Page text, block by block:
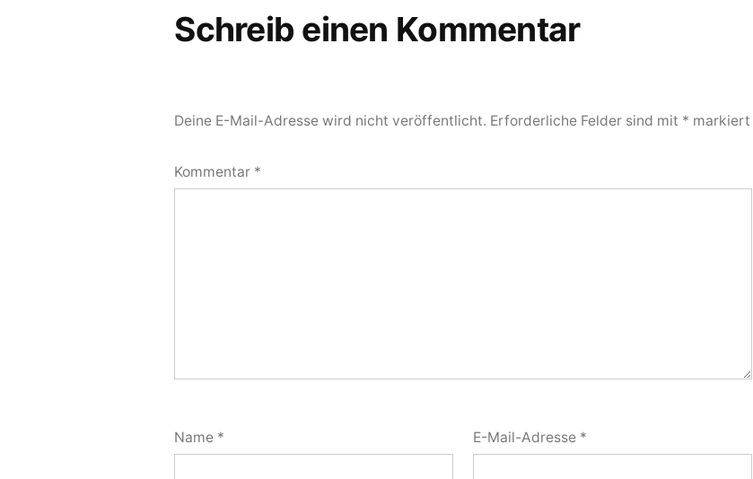
Schreib einen Kommentar
Deine E-Mail-Adresse wird nicht veröffentlicht. Erforderliche Felder sind mit * markiert
Kommentar *
Name * E-Mail-Adresse *